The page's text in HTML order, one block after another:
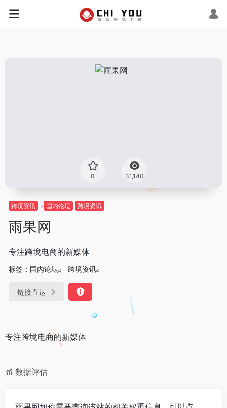
0 31,140
跨境资讯 国内论坛 跨境资讯
雨果网
专注跨境电商的新媒体
标签： 国内论坛 跨境资讯
链接直达
专注跨境电商的新媒体
数据评估